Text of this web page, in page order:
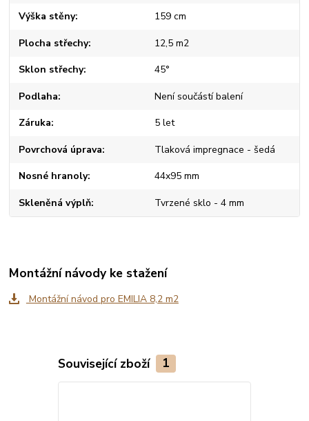
Výška stěny 159 cm
Plocha střechy 12,5 m2
Sklon střechy 45°
Podlaha Není součástí balení
Záruka 5 let
Povrchová úprava Tlaková impregnace - šedá
Nosné hranoly 44x95 mm
Skleněná výplň Tvrzené sklo - 4 mm
Montážní návody ke stažení
Montážní návod pro EMILIA 8,2 m2
Související zboží 1